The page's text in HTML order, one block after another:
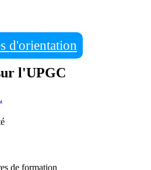
d'orientation
l'UPGC
de formation